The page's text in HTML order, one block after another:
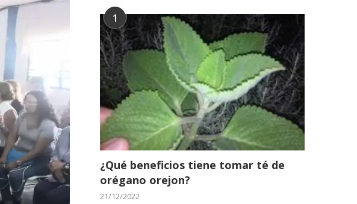
1
¿Qué beneficios tiene tomar té de
orégano orejon?
21/12/2022